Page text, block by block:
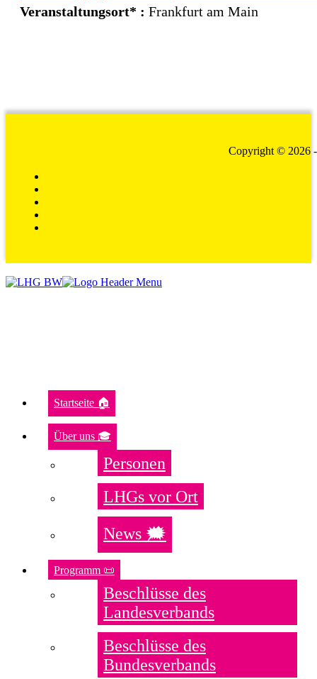
Veranstaltungsort* :Frankfurt am Main
Copyright © 2026
Startseite 🏠
Über uns 🎓
Personen
LHGs vor Ort
News 🗯️
Programm 📜
Beschlüsse des
Landesverbands
Beschlüsse des
Bundesverbands